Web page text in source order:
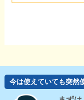
今は使えていても突然